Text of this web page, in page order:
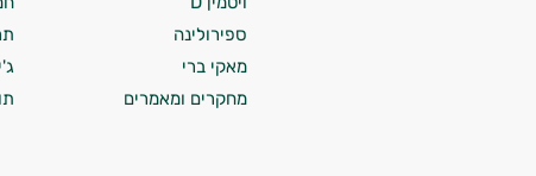
ספירולינה
מאקי ברי
מחקרים ומאמרים